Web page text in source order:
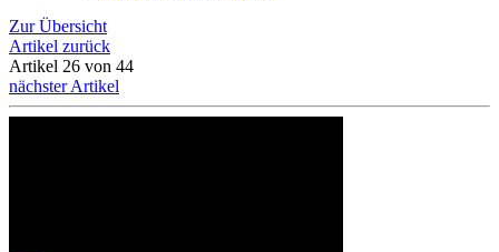
Zur Übersicht
Artikel zurück
Artikel 26 von 44
nächster Artikel